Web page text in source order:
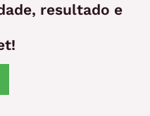
resultado e